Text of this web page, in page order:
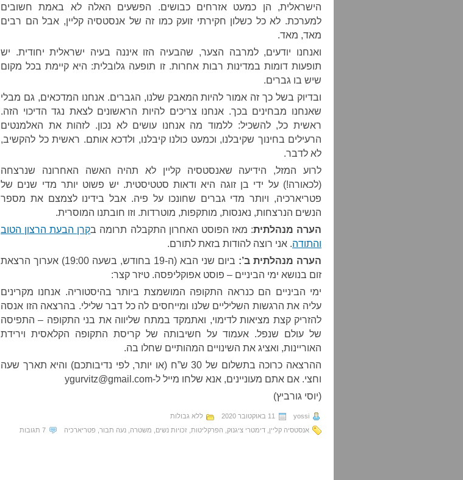
הישראלית, הן כמעט אזרחים כבושים. הפשעים האלה לא באמת חשובים
למערכת. לא כל כשלון חקירתי זועק כמו זה של אנסטסיה קליין, אבל הם רבים
מאד, מאד.
ואנחנו יודעים, למרבה הצער, שהבעיה הזו איננה בעיה ישראלית יחודית. יש
תופעות דומות במדינות רבות אחרות. זו תופעה גלובלית: היא קיימת בכל מקום
שיש בו גברים.
ובדיוק בשל כך זה אמור להיות המאבק שלנו, הגברים. אנחנו המדכאים, גם מבלי
שאנחנו מבחינים בכך. אנחנו צריכים להיות הראשונים לצאת נגד הדיכוי הזה.
ראשית כל, להשכיל: ללמוד מה אנחנו עושים לא נכון. לזהות את האלמנטים
הרעילים בחינוך שקיבלנו, וכמעט כולנו קיבלנו, ולדכא אותם. ראשית כל להקשיב,
לא לדבר.
לרוע המזל, הידיעה שאנסטסיה קליין לא תהיה האשה האחרונה שנרצחה
(לכאורה!) על ידי בן זוגה היא ודאות סטטיסטית. יש פשוט יותר מדי שנים של
פטריארכיה, ויותר מדי גברים שחונכו על פיה. אבל בידינו לצמצם את מספר
הנשים הנרצחות, נאנסות, מותקפות, מוטרדות. וזו חובתנו המוסרית.
הערה מנהלתית: מאז הפוסט האחרון התקבלה תרומה בקרן הבעת הרצון הטוב
והתודה. אני רוצה להודות בזאת לתורם.
הערה מנהלתית ב’:
ביום שני הבא (ה-19 בחודש, בשעה 19:00) אערוך הרצאת
זום בנושא ימי הביניים – פוסט אפוקליפסה. טיזר קצר:
ימי הביניים הם כנראה התקופה המושמצת ביותר בהיסטוריה. אנחנו מקרינים
עליה את הרגשות השליליים שלנו ומייחסים לה כל דבר שלילי. בהרצאה הזו אנסה
להזריק קצת מציאות לדימוי, ואתמקד במתח שליווה את בני התקופה – התפיסה
של עולם שנפל. אעמוד על חשיבותה של קריסת התקופה הקלאסית וירידת
האוריינות, ואציג את השינויים המהותיים שחלו בה.
ההרצאה כרוכה בתשלום של 30 ש”ח (או יותר, לפי נדיבותכם) והיא תארך שעה
וחצי. אם אתם מעוניינים, אנא שלחו מייל ל-ygurvitz@gmail.com
(יוסי גורביץ)
yossi 11 באוקטובר 2020
ללא גבולות
אנסטסיה קליין דימטרי ציגנוק הפרקליטות זכויות נשים משטרה נעה תבור פטריארכיה 7 תגובות